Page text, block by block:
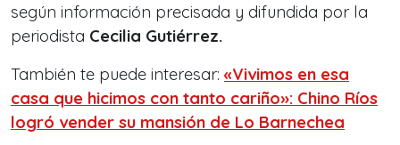
según información precisada y difundida por la
periodista Cecilia Gutiérrez.
También te puede interesar: «Vivimos en esa
casa que hicimos con tanto cariño»: Chino Ríos
logró vender su mansión de Lo Barnechea